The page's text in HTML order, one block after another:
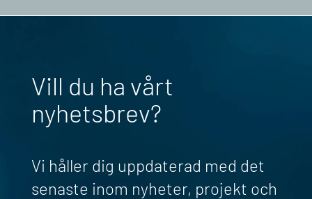
Vill du ha vårt
nyhetsbrev?
Vi håller dig uppdaterad med det
senaste inom nyheter, projekt och